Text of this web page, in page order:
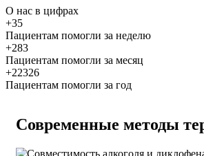
О нас в цифрах
+35
Пациентам помогли за неделю
+283
Пациентам помогли за месяц
+22326
Пациентам помогли за год
Современные методы